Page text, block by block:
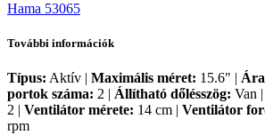
Hama 53065
További információk
Típus: Aktív | Maximális méret: 15.6" |
portok száma: 2 | Állítható dőlésszög: Van |
2 | Ventilátor mérete: 14 cm | Ventilátor
rpm